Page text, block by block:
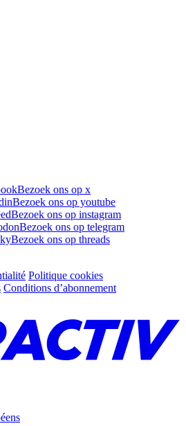
Bezoek ons op x
Bezoek ons op youtube
Bezoek ons op instagram
Bezoek ons op telegram
Bezoek ons op threads
Politique cookies
Conditions d’abonnement